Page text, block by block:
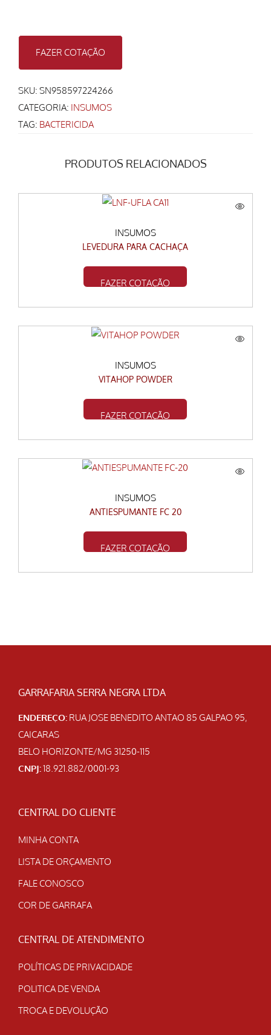
FAZER COTAÇÃO
SKU: SN958597224266
CATEGORIA: INSUMOS
TAG: BACTERICIDA
PRODUTOS RELACIONADOS
INSUMOS
LEVEDURA PARA CACHAÇA
FAZER COTAÇÃO
INSUMOS
VITAHOP POWDER
FAZER COTAÇÃO
INSUMOS
ANTIESPUMANTE FC 20
FAZER COTAÇÃO
GARRAFARIA SERRA NEGRA LTDA
ENDEREÇO: RUA JOSE BENEDITO ANTAO 85 GALPAO 95,
CAICARAS
BELO HORIZONTE/MG 31250-115
CNPJ:18.921.882/0001-93
CENTRAL DO CLIENTE
MINHA CONTA
LISTA DE ORÇAMENTO
FALE CONOSCO
COR DE GARRAFA
CENTRAL DE ATENDIMENTO
POLÍTICAS DE PRIVACIDADE
POLITICA DE VENDA
TROCA E DEVOLUÇÃO